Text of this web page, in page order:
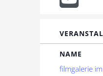
NAME
filmgalerie